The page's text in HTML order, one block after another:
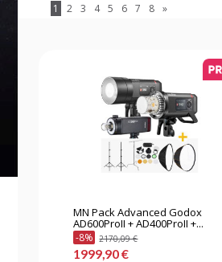
1
2 3 4 5 6 7 8 »
MN Pack Advanced Godox
AD600ProII + AD400ProII +...
-8% 2170,09 €
1999,90 €